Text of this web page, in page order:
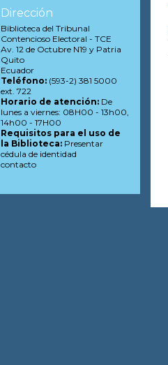
Dirección
Biblioteca del Tribunal
Contencioso Electoral - TCE
Av. 12 de Octubre N19 y Patria
Quito
Ecuador
Teléfono:(593-2) 381 5000
ext. 722
Horario de atención:De
lunes a viernes: 08H00 - 13h00,
14h00 - 17H00
Requisitos para el uso de
la Biblioteca:Presentar
cédula de identidad
contacto